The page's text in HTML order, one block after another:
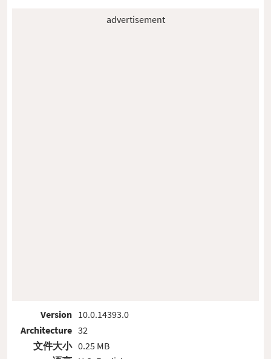
advertisement
Version
Architecture
文件大小
10.0.14393.0
32
0.25 MB